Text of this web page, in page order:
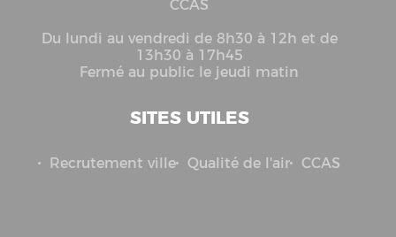
CCAS
Du lundi au vendredi de 8h30 à 12h et de
13h30 à 17h45
Fermé au public le jeudi matin
SITES UTILES
Recrutement ville Qualité de l'air CCAS